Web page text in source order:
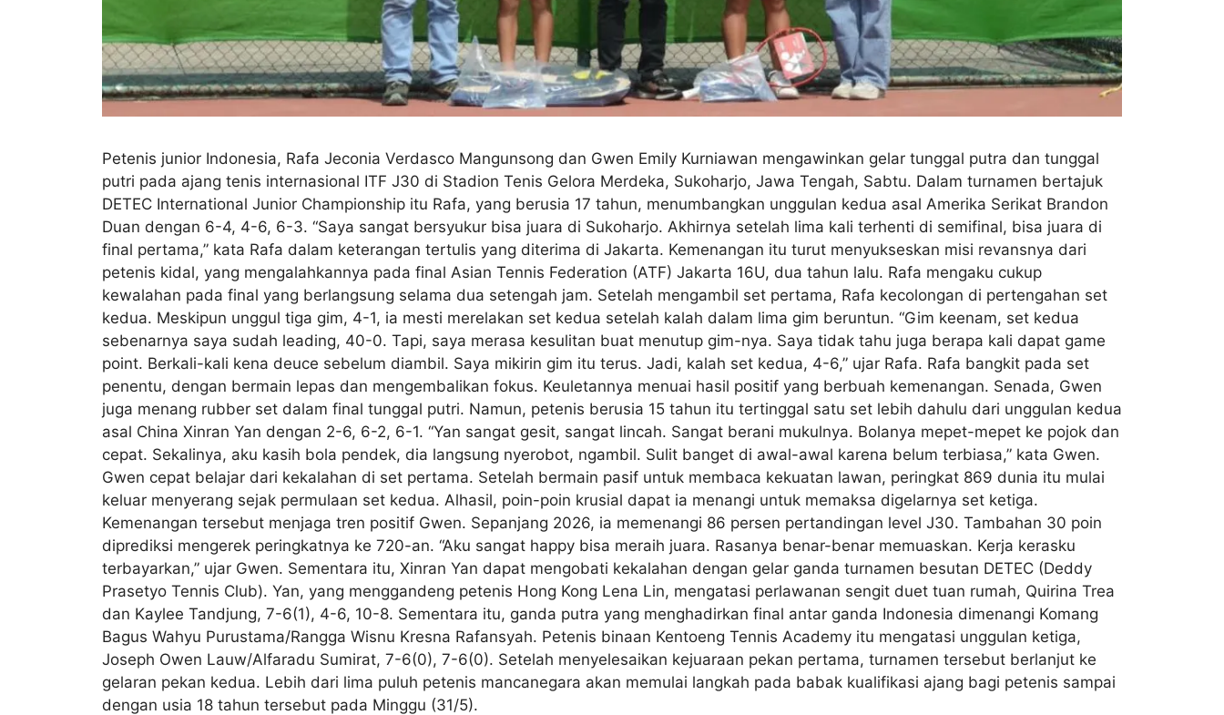
Petenis junior Indonesia, Rafa Jeconia Verdasco Mangunsong dan Gwen Emily Kurniawan mengawinkan gelar tunggal putra dan tunggal
putri pada ajang tenis internasional ITF J30 di Stadion Tenis Gelora Merdeka, Sukoharjo, Jawa Tengah, Sabtu. Dalam turnamen bertajuk
DETEC International Junior Championship itu Rafa, yang berusia 17 tahun, menumbangkan unggulan kedua asal Amerika Serikat Brandon
Duan dengan 6-4, 4-6, 6-3. “Saya sangat bersyukur bisa juara di Sukoharjo. Akhirnya setelah lima kali terhenti di semifinal, bisa juara di
final pertama,” kata Rafa dalam keterangan tertulis yang diterima di Jakarta. Kemenangan itu turut menyukseskan misi revansnya dari
petenis kidal, yang mengalahkannya pada final Asian Tennis Federation (ATF) Jakarta 16U, dua tahun lalu. Rafa mengaku cukup
kewalahan pada final yang berlangsung selama dua setengah jam. Setelah mengambil set pertama, Rafa kecolongan di pertengahan set
kedua. Meskipun unggul tiga gim, 4-1, ia mesti merelakan set kedua setelah kalah dalam lima gim beruntun. “Gim keenam, set kedua
sebenarnya saya sudah leading, 40-0. Tapi, saya merasa kesulitan buat menutup gim-nya. Saya tidak tahu juga berapa kali dapat game
point. Berkali-kali kena deuce sebelum diambil. Saya mikirin gim itu terus. Jadi, kalah set kedua, 4-6,” ujar Rafa. Rafa bangkit pada set
penentu, dengan bermain lepas dan mengembalikan fokus. Keuletannya menuai hasil positif yang berbuah kemenangan. Senada, Gwen
juga menang rubber set dalam final tunggal putri. Namun, petenis berusia 15 tahun itu tertinggal satu set lebih dahulu dari unggulan kedua
asal China Xinran Yan dengan 2-6, 6-2, 6-1. “Yan sangat gesit, sangat lincah. Sangat berani mukulnya. Bolanya mepet-mepet ke pojok dan
cepat. Sekalinya, aku kasih bola pendek, dia langsung nyerobot, ngambil. Sulit banget di awal-awal karena belum terbiasa,” kata Gwen.
Gwen cepat belajar dari kekalahan di set pertama. Setelah bermain pasif untuk membaca kekuatan lawan, peringkat 869 dunia itu mulai
keluar menyerang sejak permulaan set kedua. Alhasil, poin-poin krusial dapat ia menangi untuk memaksa digelarnya set ketiga.
Kemenangan tersebut menjaga tren positif Gwen. Sepanjang 2026, ia memenangi 86 persen pertandingan level J30. Tambahan 30 poin
diprediksi mengerek peringkatnya ke 720-an. “Aku sangat happy bisa meraih juara. Rasanya benar-benar memuaskan. Kerja kerasku
terbayarkan,” ujar Gwen. Sementara itu, Xinran Yan dapat mengobati kekalahan dengan gelar ganda turnamen besutan DETEC (Deddy
Prasetyo Tennis Club). Yan, yang menggandeng petenis Hong Kong Lena Lin, mengatasi perlawanan sengit duet tuan rumah, Quirina Trea
dan Kaylee Tandjung, 7-6(1), 4-6, 10-8. Sementara itu, ganda putra yang menghadirkan final antar ganda Indonesia dimenangi Komang
Bagus Wahyu Purustama/Rangga Wisnu Kresna Rafansyah. Petenis binaan Kentoeng Tennis Academy itu mengatasi unggulan ketiga,
Joseph Owen Lauw/Alfaradu Sumirat, 7-6(0), 7-6(0). Setelah menyelesaikan kejuaraan pekan pertama, turnamen tersebut berlanjut ke
gelaran pekan kedua. Lebih dari lima puluh petenis mancanegara akan memulai langkah pada babak kualifikasi ajang bagi petenis sampai
dengan usia 18 tahun tersebut pada Minggu (31/5).